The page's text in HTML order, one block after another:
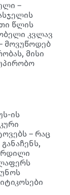
–
წლის
კვლავ
მოვუწოდებ
მისი
ის
– რაც